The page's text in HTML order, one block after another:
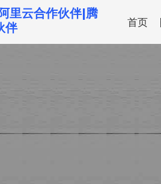
里云合作伙伴|腾
伴
首页